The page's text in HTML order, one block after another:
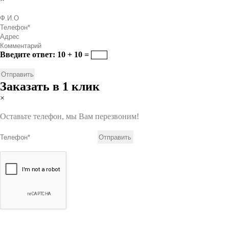
Введите ответ: 10 + 10 =
Заказать в 1 клик
×
Оставьте телефон, мы Вам перезвоним!